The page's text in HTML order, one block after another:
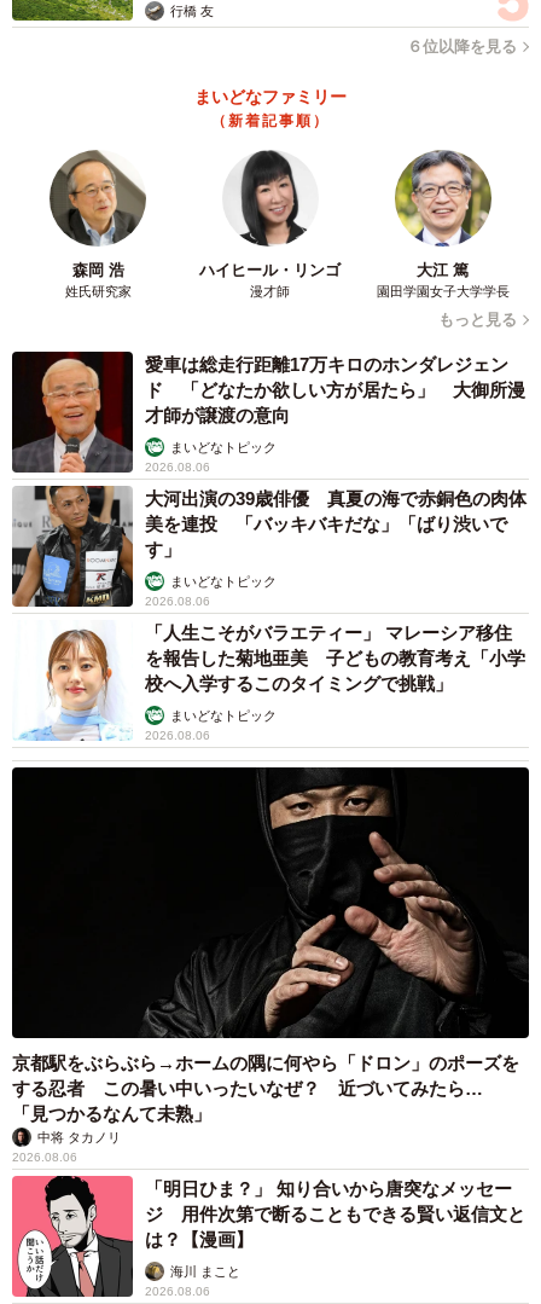
めたが、ふだんよく見るコーヒー豆と変わらない。味はど
「まずは、飲んでみて下さい」と倉田さん。ドリップし
正ロマンを感じさせる調度品や小物の数々。新宿駅前とは
思えないゆったりとした時間が流れている。ここ本店があ
るのは新宿駅前にある「思い出横丁」というレトロ感漂う
飲み屋街の入り口。ふだんは昼から酔客で賑わうエリアで
「どうぞ」。その声にふと我に返る。お待ちかねのコー
ヒーだ。但馬屋珈琲店の楽しみといえばコーヒーカップで
ある。高級カップがそろえられており、客の雰囲気に合わ
せてカップをチョイスしてくれるという。さてさて私のイ
メージは？写真を見て頂きたい。おそらく貴族の雰囲気を
感じ取ってくれたのだろう(たぶん、前々前世あたり)。
カップの中を見ると、かなり薄い色をしている。まるで
紅茶のようだ。香りはスッキリしている。しっかりとコー
ヒーの香りを感じさせながらも、透き通った爽やかな香り
だ。ひと口飲んでみると、香りのイメージと重なる。爽や
かな飲み口にサラッとした甘みを感じ、酸味は主張し過ぎ
ず、雑味がなく、実に飲みやすいバランス抜群の逸品だ。
行橋 友
６位以降を見る
まいどなファミリー
（新着記事順）
森岡 浩
姓氏研究家
ハイヒール・リンゴ
漫才師
大江 篤
園田学園女子大学学長
もっと見る
愛車は総走行距離17万キロのホンダレジェン
ド 「どなたか欲しい方が居たら」 大御所漫
才師が譲渡の意向
まいどなトピック
2026.08.06
大河出演の39歳俳優 真夏の海で赤銅色の肉体
美を連投 「バッキバキだな」「ばり渋いで
す」
まいどなトピック
2026.08.06
「人生こそがバラエティー」 マレーシア移住
を報告した菊地亜美 子どもの教育考え「小学
校へ入学するこのタイミングで挑戦」
まいどなトピック
2026.08.06
京都駅をぶらぶら→ホームの隅に何やら「ドロン」のポーズを
する忍者 この暑い中いったいなぜ？ 近づいてみたら…
「見つかるなんて未熟」
中将 タカノリ
2026.08.06
「明日ひま？」 知り合いから唐突なメッセー
ジ 用件次第で断ることもできる賢い返信文と
は？【漫画】
海川 まこと
2026.08.06